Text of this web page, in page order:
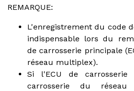
REMARQUE:
L'enregistrement du code
indispensable lors du
de carrosserie principale
réseau multiplex).
Si l'ECU de carrosserie
carrosserie du